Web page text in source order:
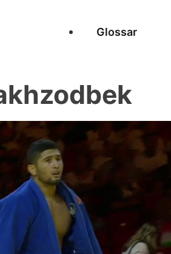
Glossar